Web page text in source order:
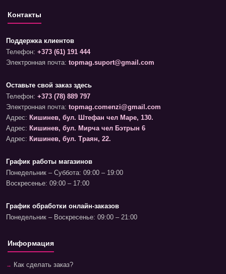
Контакты
Поддержка клиентов
Телефон: +373 (61) 191 444
Электронная почта: topmag.suport@gmail.com
Оставьте свой заказ здесь
Телефон: +373 (78) 889 797
Электронная почта: topmag.comenzi@gmail.com
Адрес: Кишинев, бул. Штефан чел Маре, 130.
Адрес: Кишинев, бул. Мирча чел Бэтрын 6
Адрес: Кишинев, бул. Траян, 22.
График работы магазинов
Понедельник – Суббота: 09:00 – 19:00
Воскресенье: 09:00 – 17:00
График обработки онлайн-заказов
Понедельник – Воскресенье: 09:00 – 21:00
Информация
Как сделать заказ?